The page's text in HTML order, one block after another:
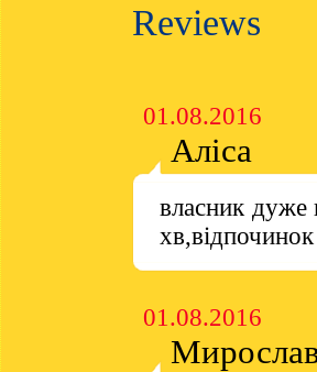
Reviews
01.08.2016
Аліса
власник дуже
01.08.2016